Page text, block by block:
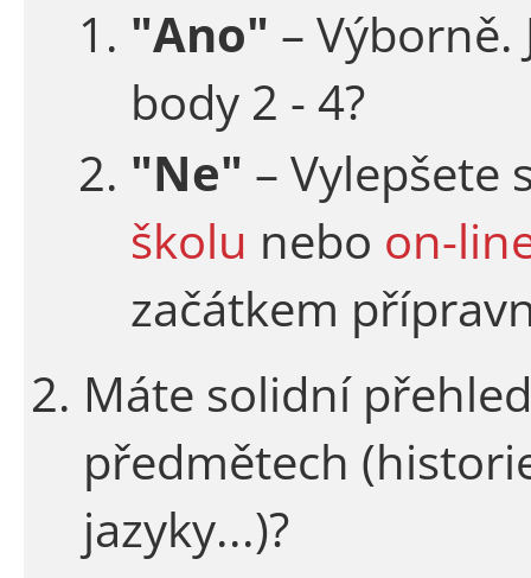
"Ano" – Výborně.
body 2 - 4?
"Ne" – Vylepšete
školu nebo on-
začátkem
Máte solidní
předmětech
jazyky...)?